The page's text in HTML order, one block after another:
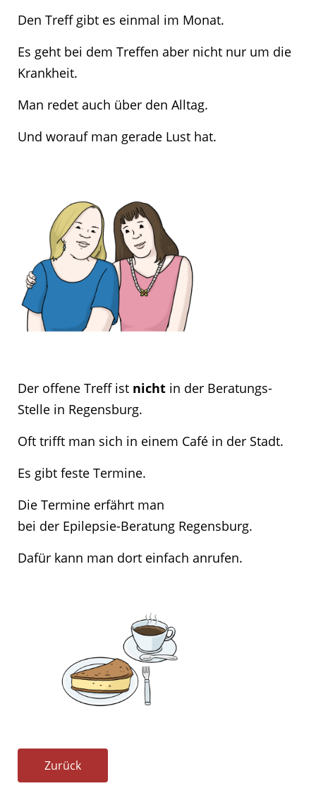
Den Treff gibt es einmal im Monat.
Es geht bei dem Treffen aber nicht nur um die
Krankheit.
Man redet auch über den Alltag.
Und worauf man gerade Lust hat.
Der offene Treff ist nicht in der Beratungs-
Stelle in Regensburg.
Oft trifft man sich in einem Café in der Stadt.
Es gibt feste Termine.
Die Termine erfährt man
bei der Epilepsie-Beratung Regensburg.
Dafür kann man dort einfach anrufen.
Zurück